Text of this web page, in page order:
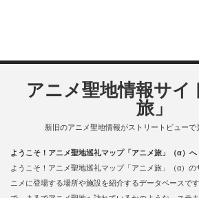
アニメ聖地情報サイ
旅」
新旧のアニメ聖地情報がストリートビューで
ようこそ！アニメ聖地巡礼マップ「アニメ旅」（α）へ
ようこそ！アニメ聖地巡礼マップ「アニメ旅」（α）
ニメに登場する場所や施設を紹介するデータベースで